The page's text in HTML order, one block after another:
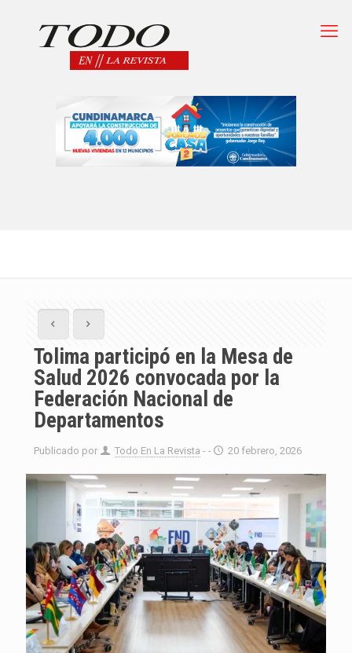
Tolima participó en la Mesa de
Salud 2026 convocada por la
Federación Nacional de
Departamentos
Publicado por Todo En La Revista - - 20 febrero, 2026